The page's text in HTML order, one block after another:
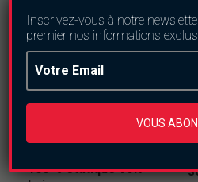
Actualités Politique
Conseil des
100 % étatique voit
Inscrivez-vous à notre
premier nos informations
VOUS